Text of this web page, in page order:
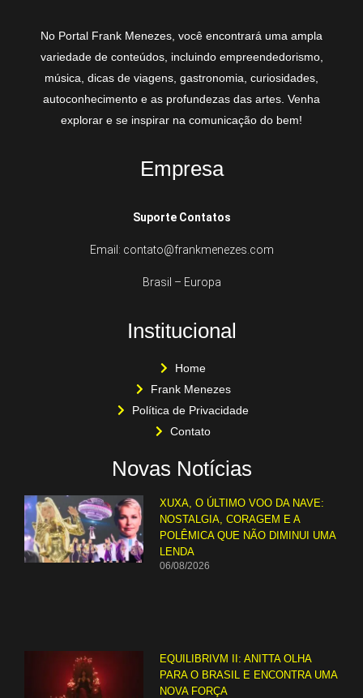
No Portal Frank Menezes, você encontrará uma ampla
variedade de conteúdos, incluindo empreendedorismo,
música, dicas de viagens, gastronomia, curiosidades,
autoconhecimento e as profundezas das artes. Venha
explorar e se inspirar na comunicação do bem!
Empresa
Suporte Contatos
Email: contato@frankmenezes.com
Brasil – Europa
Institucional
Home
Frank Menezes
Política de Privacidade
Contato
Novas Notícias
XUXA, O ÚLTIMO VOO DA NAVE:
NOSTALGIA, CORAGEM E A
POLÊMICA QUE NÃO DIMINUI UMA
LENDA
06/08/2026
EQUILIBRIVM II: ANITTA OLHA
PARA O BRASIL E ENCONTRA UMA
NOVA FORÇA